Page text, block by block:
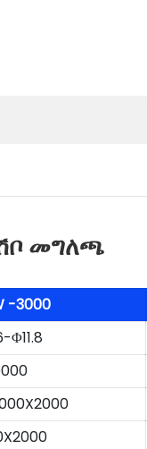
ሽቦ መግለጫ
-3000
Φ11.8